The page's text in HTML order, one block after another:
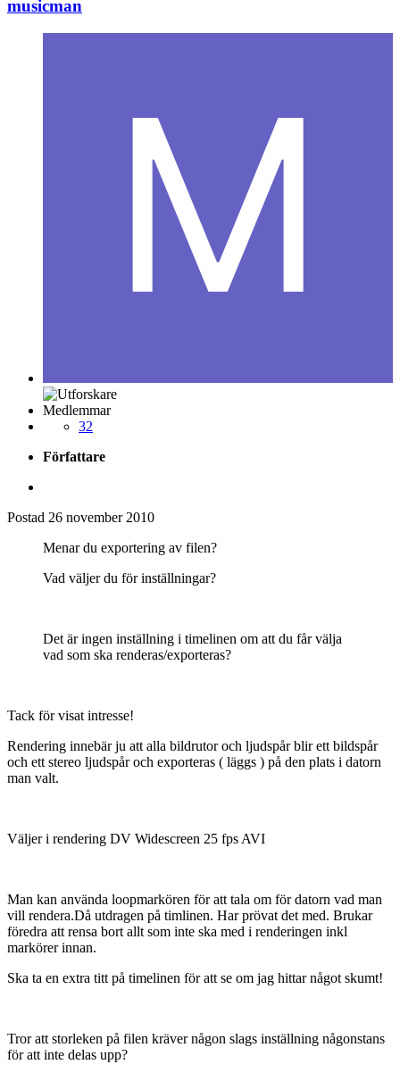
musicman
Medlemmar
32
Författare
Postad 26 november 2010
Menar du exportering av filen?
Vad väljer du för inställningar?
Det är ingen inställning i timelinen om att du får välja
vad som ska renderas/exporteras?
Tack för visat intresse!
Rendering innebär ju att alla bildrutor och ljudspår blir ett bildspår
och ett stereo ljudspår och exporteras ( läggs ) på den plats i datorn
man valt.
Väljer i rendering DV Widescreen 25 fps AVI
Man kan använda loopmarkören för att tala om för datorn vad man
vill rendera.Då utdragen på timlinen. Har prövat det med. Brukar
föredra att rensa bort allt som inte ska med i renderingen inkl
markörer innan.
Ska ta en extra titt på timelinen för att se om jag hittar något skumt!
Tror att storleken på filen kräver någon slags inställning någonstans
för att inte delas upp?